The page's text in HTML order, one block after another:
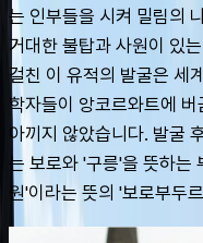
는 인부들을 시켜 밀림의
거대한 불탑과 사원이 있
걸친 이 유적의 발굴은 세
학자들이 앙코르와트에
아끼지 않았습니다. 발굴
는 보로와 '구릉'을 뜻하는
원'이라는 뜻의 '보로부두